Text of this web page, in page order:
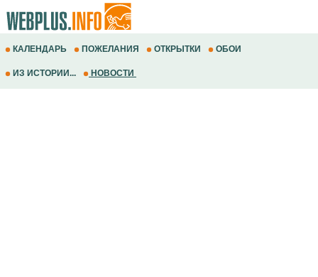
КАЛЕНДАРЬ ПОЖЕЛАНИЯ ОТКРЫТКИ ОБОИ
ИЗ ИСТОРИИ... НОВОСТИ